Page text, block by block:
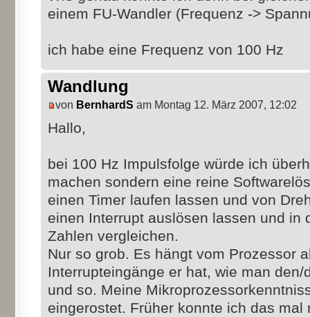
einem FU-Wandler (Frequenz ->
ich habe eine Frequenz von 100 Hz
Wandlung
von BernhardS am Montag 12. März 2007, 12:02
Hallo,
bei 100 Hz Impulsfolge würde ich
machen sondern eine reine
einen Timer laufen lassen und von
einen Interrupt auslösen lassen und in
Zahlen vergleichen.
Nur so grob. Es hängt vom Prozessor
Interrupteingänge er hat, wie man
und so. Meine
eingerostet. Früher konnte ich das